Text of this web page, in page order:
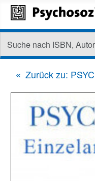
Zurück zu: